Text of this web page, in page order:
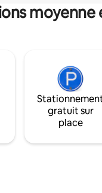
gratuit sur
place